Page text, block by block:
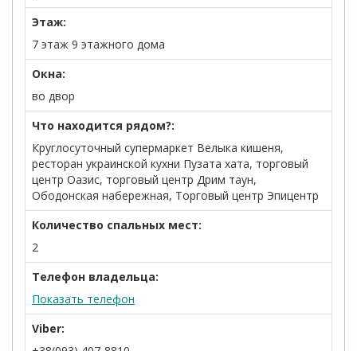
Этаж:
7 этаж 9 этажного дома
Окна:
во двор
Что находится рядом?:
Круглосуточный супермаркет Велыка кишеня,
ресторан украинской кухни Пузата хата, торговый
центр Оазис, торговый центр Дрим таун,
Ободонская набережная, Торговый центр Эпицентр
Количество спальных мест:
2
Телефон владельца:
Показать телефон
Viber: